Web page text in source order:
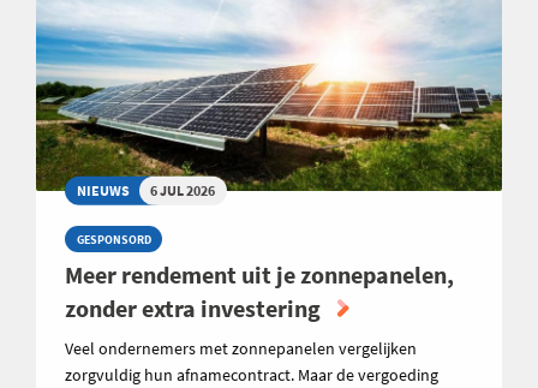
NIEUWS 6 JUL 2026
GESPONSORD
Meer rendement uit je zonnepanelen,
zonder extra investering
Veel ondernemers met zonnepanelen vergelijken
zorgvuldig hun afnamecontract. Maar de vergoeding